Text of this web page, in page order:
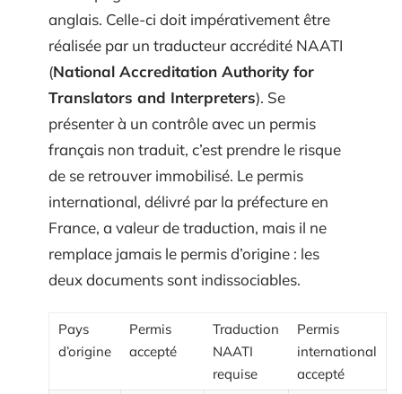
anglais. Celle-ci doit impérativement être
réalisée par un traducteur accrédité NAATI
(National Accreditation Authority for
Translators and Interpreters). Se
présenter à un contrôle avec un permis
français non traduit, c’est prendre le risque
de se retrouver immobilisé. Le permis
international, délivré par la préfecture en
France, a valeur de traduction, mais il ne
remplace jamais le permis d’origine : les
deux documents sont indissociables.
Pays
d’origine
Permis
accepté
Traduction
NAATI
requise
Permis
international
accepté